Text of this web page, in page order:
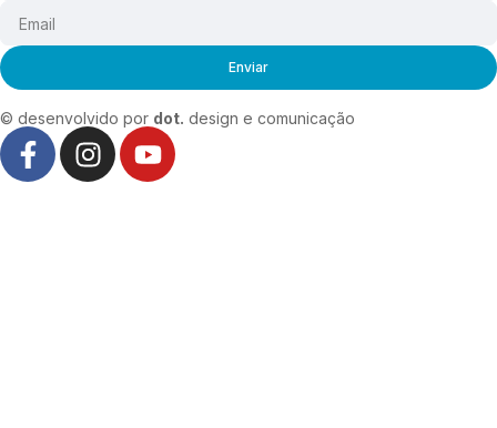
Enviar
© desenvolvido por dot. design e comunicação